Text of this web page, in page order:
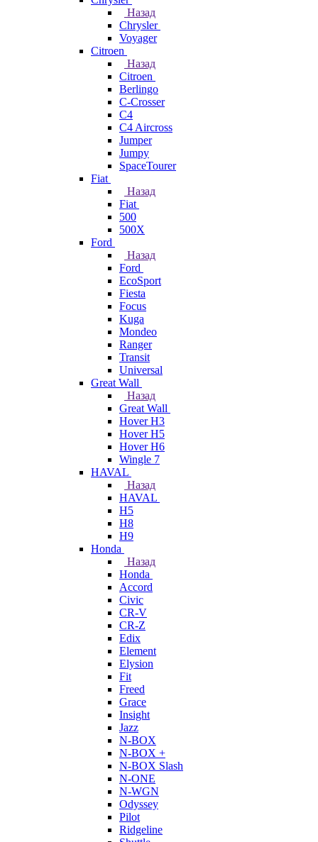
Назад
Chrysler
Voyager
Citroen
Назад
Citroen
Berlingo
C-Crosser
C4
C4 Aircross
Jumper
Jumpy
SpaceTourer
Fiat
Назад
Fiat
500
500X
Ford
Назад
Ford
EcoSport
Fiesta
Focus
Kuga
Mondeo
Ranger
Transit
Universal
Great Wall
Назад
Great Wall
Hover H3
Hover H5
Hover H6
Wingle 7
HAVAL
Назад
HAVAL
H5
H8
H9
Honda
Назад
Honda
Accord
Civic
CR-V
CR-Z
Edix
Element
Elysion
Fit
Freed
Grace
Insight
Jazz
N-BOX
N-BOX +
N-BOX Slash
N-ONE
N-WGN
Odyssey
Pilot
Ridgeline